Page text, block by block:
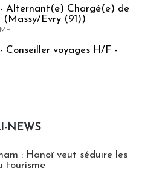
Alternant(e) Chargé(e) de
(Massy/Evry (91))
Conseiller voyages H/F -
NEWS
: Hanoï veut séduire les
tourisme